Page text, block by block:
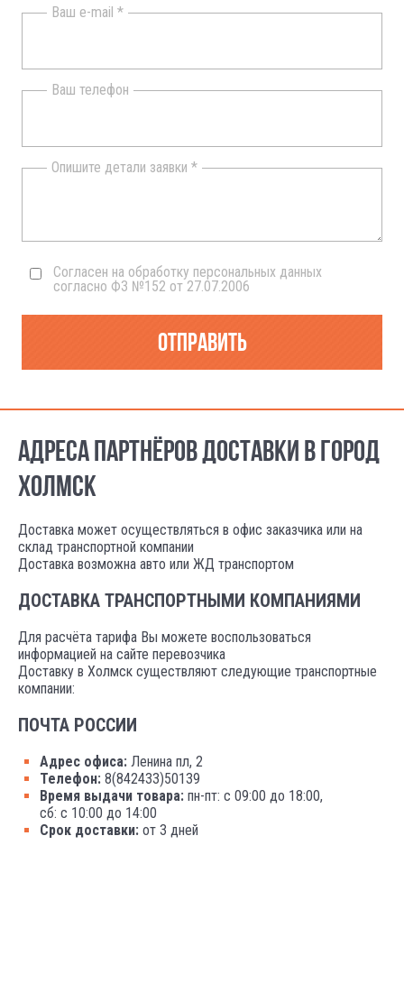
Ваш e-mail *
Ваш телефон
Опишите детали заявки *
Согласен на обработку персональных данных
согласно ФЗ №152 от 27.07.2006
Отправить
АДРЕСА ПАРТНЁРОВ ДОСТАВКИ В ГОРОД
ХОЛМСК
Доставка может осуществляться в офис заказчика или на
склад транспортной компании
Доставка возможна авто или ЖД транспортом
ДОСТАВКА ТРАНСПОРТНЫМИ КОМПАНИЯМИ
Для расчёта тарифа Вы можете воспользоваться
информацией на сайте перевозчика
Доставку в Холмск существляют следующие транспортные
компании:
ПОЧТА РОССИИ
Адрес офиса: Ленина пл, 2
Телефон: 8(842433)50139
Время выдачи товара: пн-пт: с 09:00 до 18:00,
сб: с 10:00 до 14:00
Срок доставки: от 3 дней